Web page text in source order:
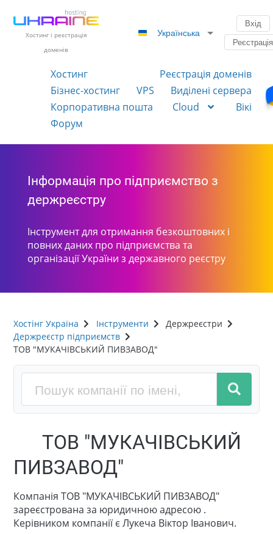
Хостинг і реєстрація
доменів
Українська
Вхід
Реєстрація
Хостинг
Реєстрація доменів
Бізнес-хостинг
VPS
Виділені сервера
Корпоративна пошта
Cloud
Вікі
Форум
Інформація про підприємство з
держреєстру
Інструмент для отримання безкоштовних і
повних даних про підприємства та
організації України з державного реєстру
Хостінг Україна Інструменти
Держреєстри
Держреєстр підприємств
ТОВ "МУКАЧІВСЬКИЙ ПИВЗАВОД"
ТОВ "МУКАЧІВСЬКИЙ
ПИВЗАВОД"
Компанія ТОВ "МУКАЧІВСЬКИЙ ПИВЗАВОД"
зареєстрована за юридичною адресою .
Керівником компанії є Лукеча Віктор Іванович.